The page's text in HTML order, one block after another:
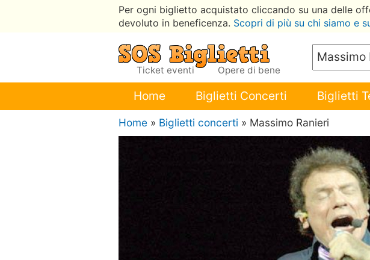
Per ogni biglietto acquistato cliccando su una delle
devoluto in beneficenza. Scopri di più su chi siamo e
Ticket eventi Opere di bene
Home Biglietti Concerti Biglietti
Home » Biglietti concerti » Massimo Ranieri